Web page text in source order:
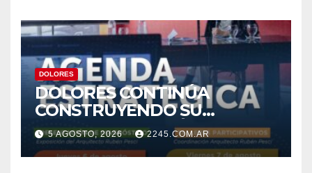
DOLORES
DOLORES CONTINÚA
CONSTRUYENDO SU
AGENDA ESTRATÉGICA CON
NUEVAS JORNADAS
PARTICIPATIVAS
5 AGOSTO, 2026 2245.COM.AR